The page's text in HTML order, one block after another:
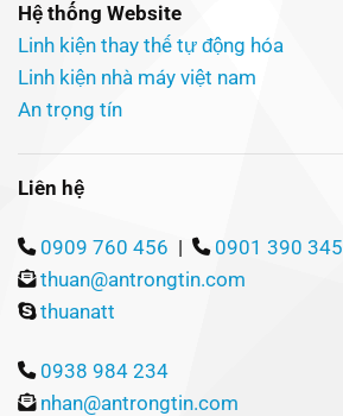
Hệ thống Website
Linh kiện thay thế tự động hóa
Linh kiện nhà máy việt nam
An trọng tín
Liên hệ
0909 760 456 |
0901 390 345
thuan@antrongtin.com
thuanatt
0938 984 234
nhan@antrongtin.com